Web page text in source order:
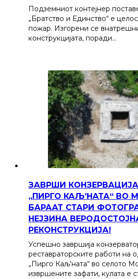
Подземниот контејнер
„Братство и Единство“ е
пожар. Изгорени се
конструкцијата, поради…
ЗАВРШИ
„ПИРГО КАЉ’НАТА“ ВО
БАРААТ СТАРИ
НЕЈЗИНА
РЕКОНСТРУКЦИЈА!
Успешно завршија
реставраторските работи на
„Пирго Каљ'ната“ во селото
извршените зафати, кулата е